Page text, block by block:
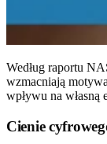
Według raportu
wzmacniają
wpływu na własną
Cienie